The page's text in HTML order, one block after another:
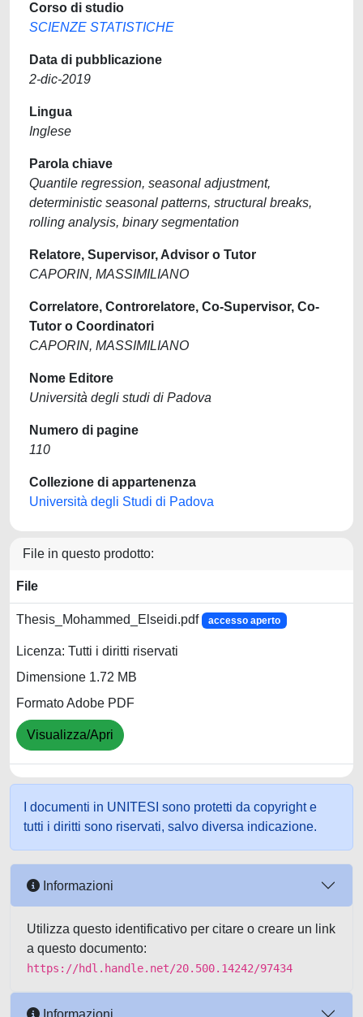
Corso di studio
SCIENZE STATISTICHE
Data di pubblicazione
2-dic-2019
Lingua
Inglese
Parola chiave
Quantile regression, seasonal adjustment,
deterministic seasonal patterns, structural breaks,
rolling analysis, binary segmentation
Relatore, Supervisor, Advisor o Tutor
CAPORIN, MASSIMILIANO
Correlatore, Controrelatore, Co-Supervisor, Co-
Tutor o Coordinatori
CAPORIN, MASSIMILIANO
Nome Editore
Università degli studi di Padova
Numero di pagine
110
Collezione di appartenenza
Università degli Studi di Padova
File in questo prodotto:
File
Thesis_Mohammed_Elseidi.pdf accesso aperto
Licenza: Tutti i diritti riservati
Dimensione 1.72 MB
Formato Adobe PDF
Visualizza/Apri
I documenti in UNITESI sono protetti da copyright e
tutti i diritti sono riservati, salvo diversa indicazione.
Informazioni
Utilizza questo identificativo per citare o creare un link
a questo documento:
https://hdl.handle.net/20.500.14242/97434
Informazioni